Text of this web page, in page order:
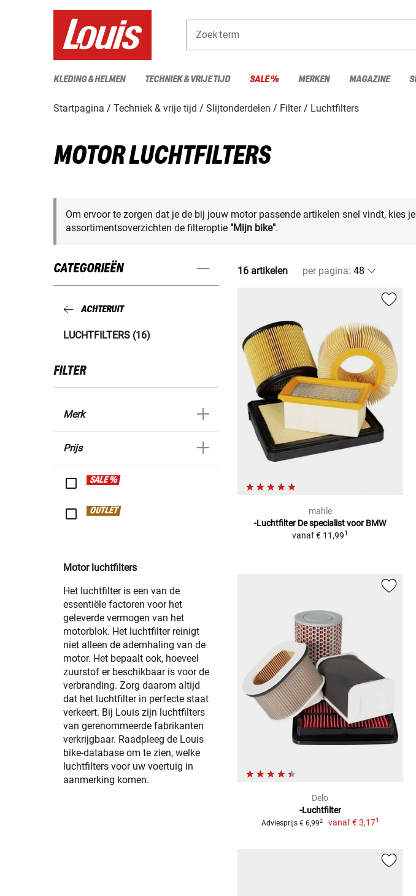
Zoekterm
KLEDING & HELMEN TECHNIEK & VRIJE TIJD SALE % MERKEN MAGAZINE
Startpagina Techniek & vrije tijd Slijtonderdelen Filter Luchtfilters
MOTOR LUCHTFILTERS
Om ervoor te zorgen dat je de bij jouw motor passende artikelen snel vindt, kies
assortimentsoverzichten de filteroptie "Mijn bike".
CATEGORIEËN
ACHTERUIT
LUCHTFILTERS (16)
FILTER
Merk
Prijs
SALE %
OUTLET
Motor luchtfilters
Het luchtfilter is een van de
essentiële factoren voor het
geleverde vermogen van het
motorblok. Het luchtfilter reinigt
niet alleen de ademhaling van de
motor. Het bepaalt ook, hoeveel
zuurstof er beschikbaar is voor de
verbranding. Zorg daarom altijd
dat het luchtfilter in perfecte staat
verkeert. Bij Louis zijn luchtfilters
van gerenommeerde fabrikanten
verkrijgbaar. Raadpleeg de Louis
bike-database om te zien, welke
luchtfilters voor uw voertuig in
aanmerking komen.
16 artikelen per pagina:
mahle
-Luchtfilter De specialist voor BMW
vanaf€ 11,991
Delo
-Luchtfilter
Adviesprijs € 6,992 vanaf€ 3,171